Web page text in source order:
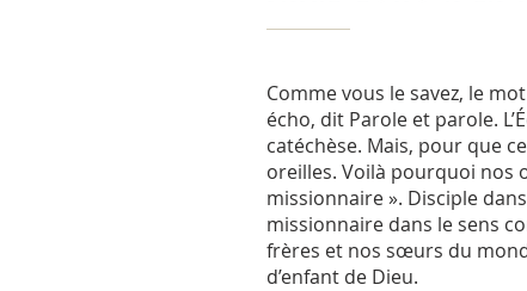
Comme vous le savez, le
écho, dit Parole et parole.
catéchèse. Mais, pour que
oreilles. Voilà pourquoi nos
missionnaire ». Disciple
missionnaire dans le sens
frères et nos sœurs du
d’enfant de Dieu.